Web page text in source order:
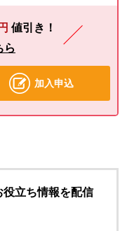
値引き！
ら
加入申込
立ち情報を配信